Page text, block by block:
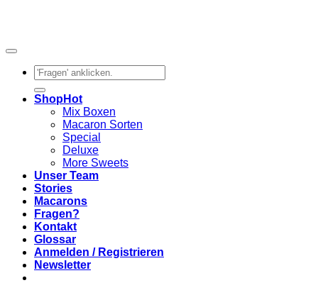
Suchen
nach:
Shop
Mix Boxen
Macaron Sorten
Special
Deluxe
More Sweets
Unser Team
Stories
Macarons
Fragen?
Kontakt
Glossar
Anmelden / Registrieren
Newsletter